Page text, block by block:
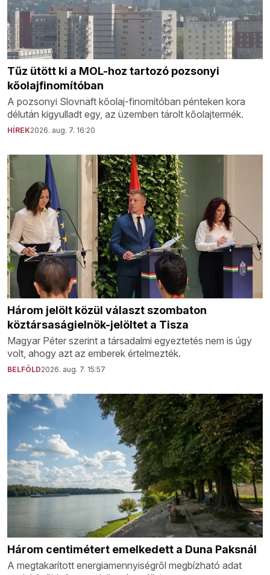
Tűz ütött ki a MOL-hoz tartozó pozsonyi
kőolajfinomítóban
A pozsonyi Slovnaft kőolaj-finomítóban pénteken kora
délután kigyulladt egy, az üzemben tárolt kőolajtermék.
HÍREK2026. aug. 7. 16:20
Három jelölt közül választ szombaton
köztársaságielnök-jelöltet a Tisza
Magyar Péter szerint a társadalmi egyeztetés nem is úgy
volt, ahogy azt az emberek értelmezték.
BELFÖLD2026. aug. 7. 15:57
Három centimétert emelkedett a Duna Paksnál
A megtakarított energiamennyiségről megbízható adat